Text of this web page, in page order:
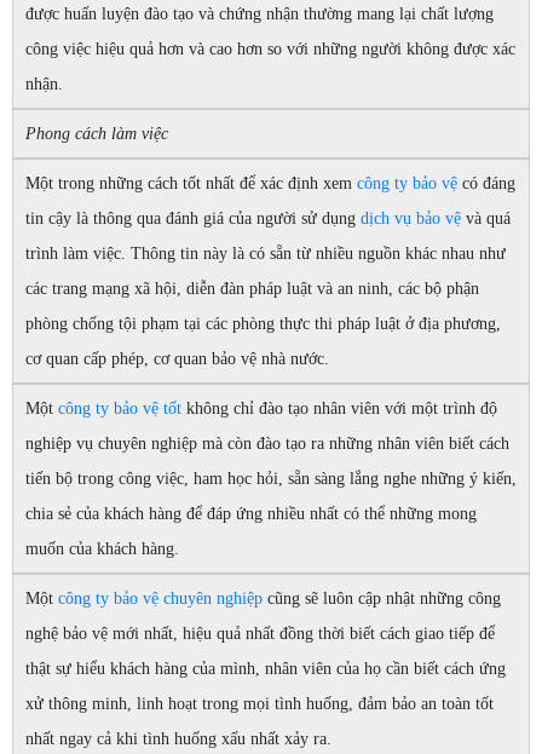
được huấn luyện đào tạo và chứng nhận thường mang lại chất lượng
công việc hiệu quả hơn và cao hơn so với những người không được xác
nhận.
Phong cách làm việc
Một trong những cách tốt nhất để xác định xem công ty bảo vệ có đáng
tin cậy là thông qua đánh giá của người sử dụng dịch vụ bảo vệ và quá
trình làm việc. Thông tin này là có sẵn từ nhiều nguồn khác nhau như
các trang mạng xã hội, diễn đàn pháp luật và an ninh, các bộ phận
phòng chống tội phạm tại các phòng thực thi pháp luật ở địa phương,
cơ quan cấp phép, cơ quan bảo vệ nhà nước.
Một công ty bảo vệ tốt không chỉ đào tạo nhân viên với một trình độ
nghiệp vụ chuyên nghiệp mà còn đào tạo ra những nhân viên biết cách
tiến bộ trong công việc, ham học hỏi, sẵn sàng lắng nghe những ý kiến,
chia sẻ của khách hàng để đáp ứng nhiều nhất có thể những mong
muốn của khách hàng.
Một công ty bảo vệ chuyên nghiệp cũng sẽ luôn cập nhật những công
nghệ bảo vệ mới nhất, hiệu quả nhất đồng thời biết cách giao tiếp để
thật sự hiểu khách hàng của mình, nhân viên của họ cần biết cách ứng
xử thông minh, linh hoạt trong mọi tình huống, đảm bảo an toàn tốt
nhất ngay cả khi tình huống xấu nhất xảy ra.